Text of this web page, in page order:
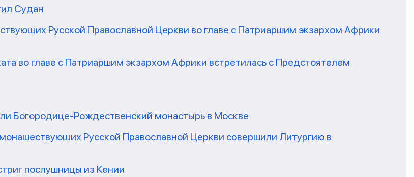
Судан
Русской Православной Церкви во главе с Патриаршим экзархом Африки
во главе с Патриаршим экзархом Африки встретилась с Предстоятелем
Богородице-Рождественский монастырь в Москве
Русской Православной Церкви совершили Литургию в
послушницы из Кении